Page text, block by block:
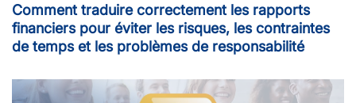
Comment traduire correctement les rapports
financiers pour éviter les risques, les contraintes
de temps et les problèmes de responsabilité